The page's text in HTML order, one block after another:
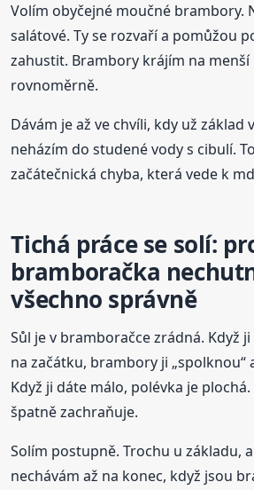
Volím obyčejné moučné brambory.
salátové. Ty se rozvaří a pomůžou
zahustit. Brambory krájím na menší
rovnoměrně.
Dávám je až ve chvíli, kdy už základ
neházím do studené vody s cibulí.
začátečnická chyba, která vede k
Tichá práce se solí:
bramboračka
všechno správně
Sůl je v bramboračce zrádná. Když
na začátku, brambory ji „spolknou“
Když ji dáte málo, polévka je
špatně zachraňuje.
Solím postupně. Trochu u základu,
nechávám až na konec, když jsou